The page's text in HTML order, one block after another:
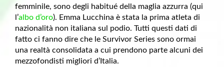
femminile, sono degli habitué della maglia azzurra (qui
l’albo d’oro). Emma Lucchina è stata la prima atleta di
nazionalità non italiana sul podio. Tutti questi dati di
fatto ci fanno dire che le Survivor Series sono ormai
una realtà consolidata a cui prendono parte alcuni dei
mezzofondisti migliori d’Italia.